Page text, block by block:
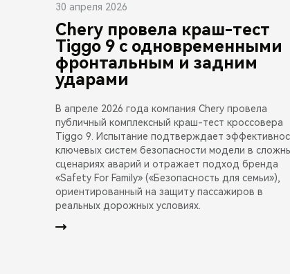
30 апреля 2026
Chery провела краш-тест
Tiggo 9 с одновременными
фронтальным и задним
ударами
В апреле 2026 года компания Chery провела
публичный комплексный краш-тест кроссовера
Tiggo 9. Испытание подтверждает
ключевых систем безопасности модели в
сценариях аварий и отражает подход бренда
«Safety For Family» («Безопасность для семьи»),
ориентированный на защиту пассажиров в
реальных дорожных условиях.